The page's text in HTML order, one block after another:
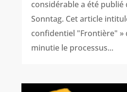
considérable a été publié
Sonntag. Cet article
confidentiel "Frontière" »
minutie le processus...